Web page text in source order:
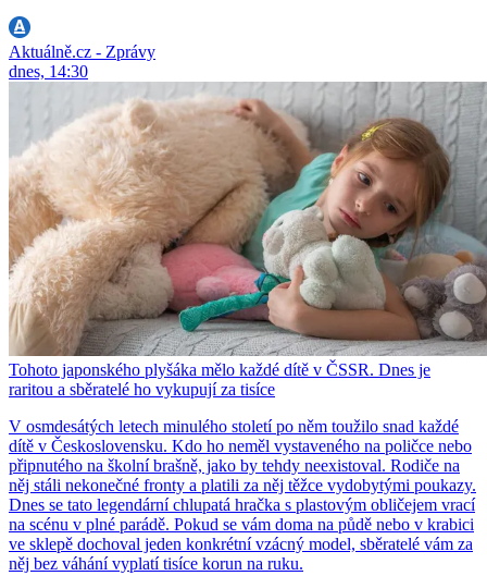
Aktuálně.cz - Zprávy
dnes, 14:30
Tohoto japonského plyšáka mělo každé dítě v ČSSR. Dnes je
raritou a sběratelé ho vykupují za tisíce
V osmdesátých letech minulého století po něm toužilo snad každé
dítě v Československu. Kdo ho neměl vystaveného na poličce nebo
připnutého na školní brašně, jako by tehdy neexistoval. Rodiče na
něj stáli nekonečné fronty a platili za něj těžce vydobytými poukazy.
Dnes se tato legendární chlupatá hračka s plastovým obličejem vrací
na scénu v plné parádě. Pokud se vám doma na půdě nebo v krabici
ve sklepě dochoval jeden konkrétní vzácný model, sběratelé vám za
něj bez váhání vyplatí tisíce korun na ruku.